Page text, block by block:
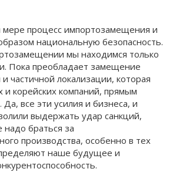
мере процесс импортозамещения и
национальную безопасность.
мы находимся только
Пока преобладает замещение
частичной локализации, которая
и корейских компаний, прямым
все эти усилия и бизнеса, и
выдержать удар санкций,
браться за
производства, особенно в тех
наше будущее и